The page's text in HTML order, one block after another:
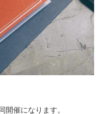
開催になります。